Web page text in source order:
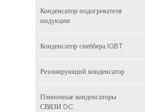
Конденсатор подогревателя
индукции
Конденсатор снеббера IGBT
Резонирующий конденсатор
Пленочные конденсаторы
СВЯЗИ DC